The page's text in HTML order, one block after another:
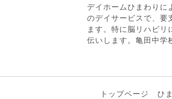
デイホームひまわりに
のデイサービスで、要
ます。特に脳リハビ
伝いします。亀田中学
トップページ ひ